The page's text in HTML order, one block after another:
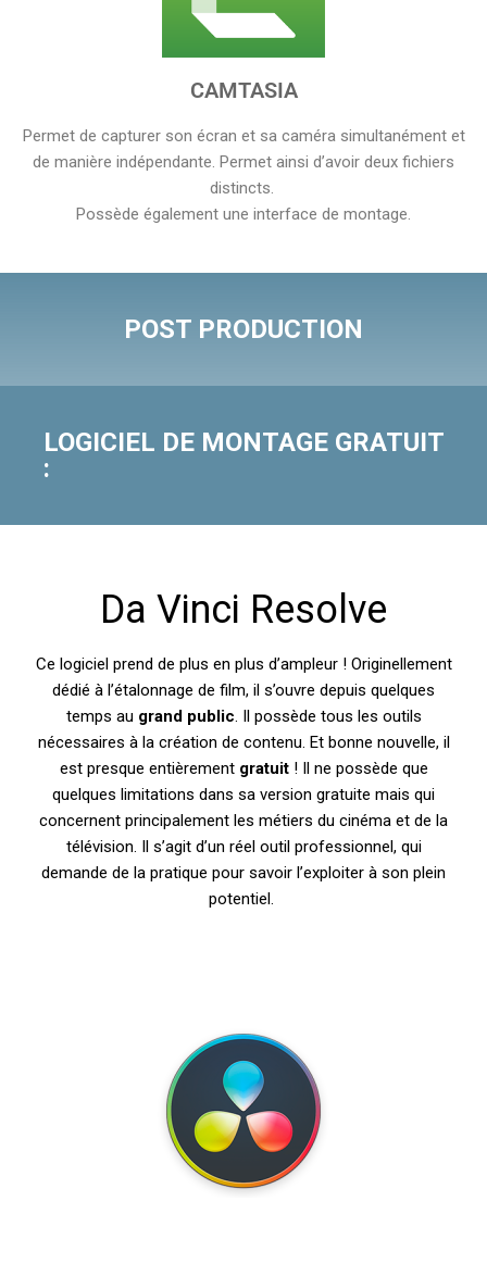
CAMTASIA
Permet de capturer son écran et sa caméra simultanément et
de manière indépendante. Permet ainsi d’avoir deux fichiers
distincts.
Possède également une interface de montage.
POST PRODUCTION
LOGICIEL DE MONTAGE GRATUIT
:
Da Vinci Resolve
Ce logiciel prend de plus en plus d’ampleur ! Originellement
dédié à l’étalonnage de film, il s’ouvre depuis quelques
temps au grand public. Il possède tous les outils
nécessaires à la création de contenu. Et bonne nouvelle, il
est presque entièrement gratuit! Il ne possède que
quelques limitations dans sa version gratuite mais qui
concernent principalement les métiers du cinéma et de la
télévision. Il s’agit d’un réel outil professionnel, qui
demande de la pratique pour savoir l’exploiter à son plein
potentiel.